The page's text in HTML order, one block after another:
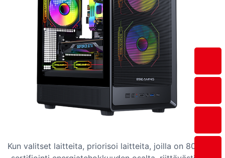
Kun valitset laitteita, priorisoi laitteita, joilla on 80 Plus